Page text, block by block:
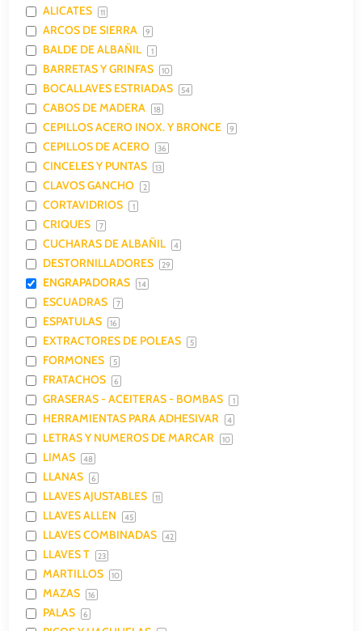
ALICATES 11
ARCOS DE SIERRA 9
BALDE DE ALBAÑIL 1
BARRETAS Y GRINFAS 10
BOCALLAVES ESTRIADAS 54
CABOS DE MADERA 18
CEPILLOS ACERO INOX. Y BRONCE 9
CEPILLOS DE ACERO 36
CINCELES Y PUNTAS 13
CLAVOS GANCHO 2
CORTAVIDRIOS 1
CRIQUES 7
CUCHARAS DE ALBAÑIL 4
DESTORNILLADORES 29
ENGRAPADORAS 14
ESCUADRAS 7
ESPATULAS 16
EXTRACTORES DE POLEAS 5
FORMONES 5
FRATACHOS 6
GRASERAS - ACEITERAS - BOMBAS 1
HERRAMIENTAS PARA ADHESIVAR 4
LETRAS Y NUMEROS DE MARCAR 10
LIMAS 48
LLANAS 6
LLAVES AJUSTABLES 11
LLAVES ALLEN 45
LLAVES COMBINADAS 42
LLAVES T 23
MARTILLOS 10
MAZAS 16
PALAS 6